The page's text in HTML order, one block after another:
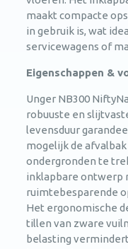
maakt compacte
in gebruik is, wat
servicewagens of
Eigenschappen &
Unger NB300
robuuste en
levensduur
mogelijk de
ondergronden te
inklapbare ontwerp
ruimtebesparende
Het ergonomische
tillen van zware
belasting